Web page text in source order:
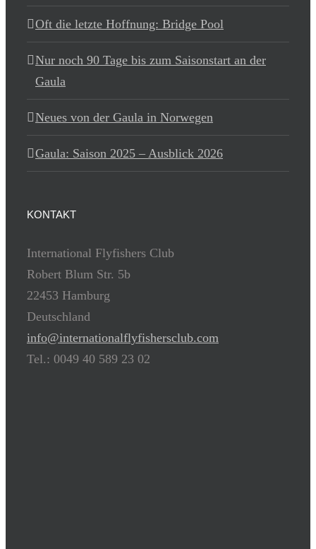
Oft die letzte Hoffnung: Bridge Pool
Nur noch 90 Tage bis zum Saisonstart an der
Gaula
Neues von der Gaula in Norwegen
Gaula: Saison 2025 – Ausblick 2026
KONTAKT
International Flyfishers Club
Robert Blum Str. 5b
22453 Hamburg
Deutschland
info@internationalflyfishersclub.com
Tel.: 0049 40 589 23 02